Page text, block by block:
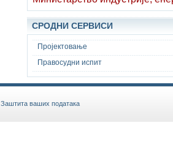
СРОДНИ СЕРВИСИ
Пројектовање
Правосудни испит
Заштита ваших података